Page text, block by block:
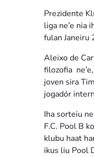
Prezidente
liga ne’e nia
fulan Janeiru
Aleixo de
filozofia
joven sira
jogadór
Iha sorteiu
F.C. Pool B
klubu haat
ikus liu Pool